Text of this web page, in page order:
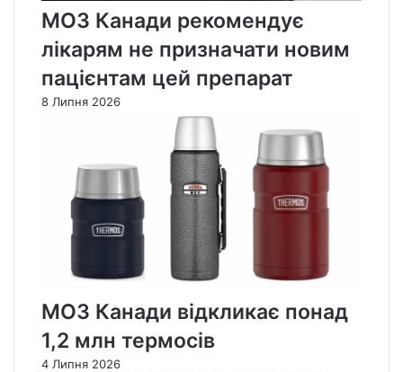
МОЗ Канади рекомендує
лікарям не призначати новим
пацієнтам цей препарат
8 Липня 2026
МОЗ Канади відкликає понад
1,2 млн термосів
4 Липня 2026